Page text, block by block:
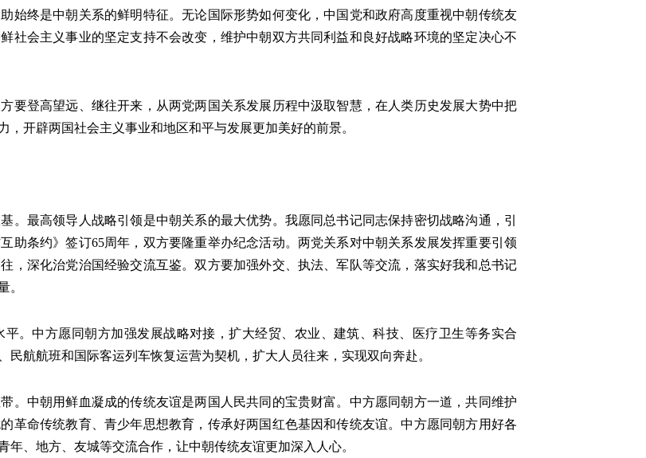
始终是中朝关系的鲜明特征。无论国际形势如何变化，中国党和政府高度重视中朝传统友
社会主义事业的坚定支持不会改变，维护中朝双方共同利益和良好战略环境的坚定决心不
登高望远、继往开来，从两党两国关系发展历程中汲取智慧，在人类历史发展大势中把
开辟两国社会主义事业和地区和平与发展更加美好的前景。
最高领导人战略引领是中朝关系的最大优势。我愿同总书记同志保持密切战略沟通，引
助条约》签订65周年，双方要隆重举办纪念活动。两党关系对中朝关系发展发挥重要引领
，深化治党治国经验交流互鉴。双方要加强外交、执法、军队等交流，落实好我和总书记
。
中方愿同朝方加强发展战略对接，扩大经贸、农业、建筑、科技、医疗卫生等务实合
航航班和国际客运列车恢复运营为契机，扩大人员往来，实现双向奔赴。
中朝用鲜血凝成的传统友谊是两国人民共同的宝贵财富。中方愿同朝方一道，共同维护
革命传统教育、青少年思想教育，传承好两国红色基因和传统友谊。中方愿同朝方用好各
、地方、友城等交流合作，让中朝传统友谊更加深入人心。